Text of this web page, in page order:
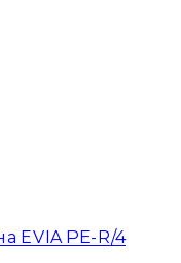
EVIA PE-R/4